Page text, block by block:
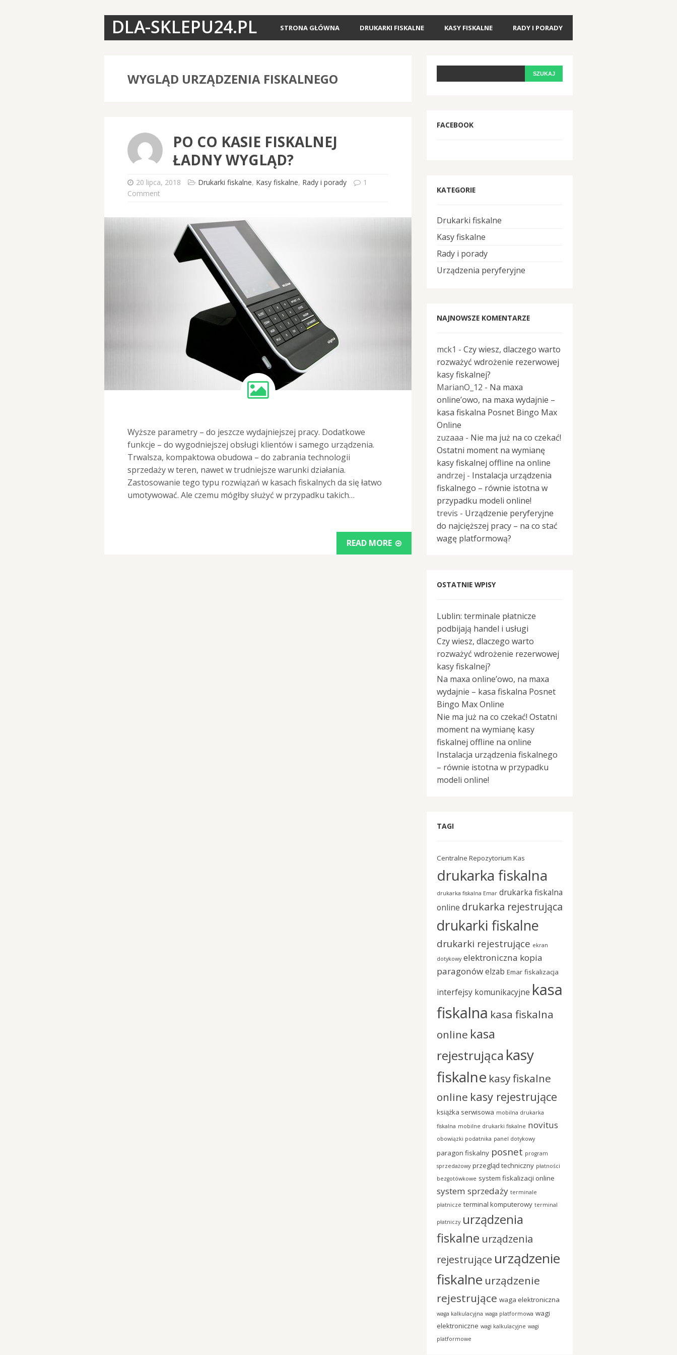
DLA-SKLEPU24.PL STRONA GŁÓWNA DRUKARKI FISKALNE KASY FISKALNE RADY I PORADY
WYGLĄD URZĄDZENIA FISKALNEGO
PO CO KASIE FISKALNEJ
ŁADNY WYGLĄD?
20 lipca, 2018 Drukarki fiskalne, Kasy fiskalne, Rady i porady
1
Comment
Wyższe parametry – do jeszcze wydajniejszej pracy. Dodatkowe
funkcje – do wygodniejszej obsługi klientów i samego urządzenia.
Trwalsza, kompaktowa obudowa – do zabrania technologii
sprzedaży w teren, nawet w trudniejsze warunki działania.
Zastosowanie tego typu rozwiązań w kasach fiskalnych da się łatwo
umotywować. Ale czemu mógłby służyć w przypadku takich…
READ MORE
FACEBOOK
KATEGORIE
Drukarki fiskalne
Kasy fiskalne
Rady i porady
Urządzenia peryferyjne
NAJNOWSZE KOMENTARZE
mck1 - Czy wiesz, dlaczego warto
rozważyć wdrożenie rezerwowej
kasy fiskalnej?
MarianO_12 - Na maxa
online’owo, na maxa wydajnie –
kasa fiskalna Posnet Bingo Max
Online
zuzaaa - Nie ma już na co czekać!
Ostatni moment na wymianę
kasy fiskalnej offline na online
andrzej - Instalacja urządzenia
fiskalnego – równie istotna w
przypadku modeli online!
trevis - Urządzenie peryferyjne
do najcięższej pracy – na co stać
wagę platformową?
OSTATNIE WPISY
Lublin: terminale płatnicze
podbijają handel i usługi
Czy wiesz, dlaczego warto
rozważyć wdrożenie rezerwowej
kasy fiskalnej?
Na maxa online’owo, na maxa
wydajnie – kasa fiskalna Posnet
Bingo Max Online
Nie ma już na co czekać! Ostatni
moment na wymianę kasy
fiskalnej offline na online
Instalacja urządzenia fiskalnego
– równie istotna w przypadku
modeli online!
TAGI
Centralne Repozytorium Kas
drukarka fiskalna
drukarka fiskalna Emar drukarka fiskalna
online drukarka rejestrująca
drukarki fiskalne
drukarki rejestrujące ekran
dotykowy elektroniczna kopia
paragonówelzab Emar fiskalizacja
interfejsy komunikacyjne kasa
fiskalna kasa fiskalna
online kasa
rejestrująca kasy
fiskalne kasy fiskalne
online kasy rejestrujące
książka serwisowa mobilna drukarka
fiskalna mobilne drukarki fiskalne novitus
obowiązki podatnika panel dotykowy
paragon fiskalny posnet program
sprzedażowy przegląd techniczny płatności
bezgotówkowe system fiskalizacji online
system sprzedaży terminale
płatnicze terminal komputerowy terminal
płatniczy urządzenia
fiskalne urządzenia
rejestrujące urządzenie
fiskalne urządzenie
rejestrujące waga elektroniczna
waga kalkulacyjna waga platformowa wagi
elektroniczne wagi kalkulacyjne wagi
platformowe